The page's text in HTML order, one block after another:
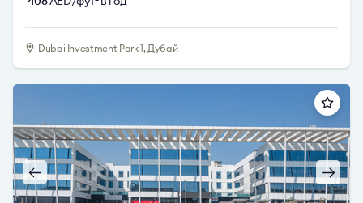
Dubai Investment Park 1, Дубай